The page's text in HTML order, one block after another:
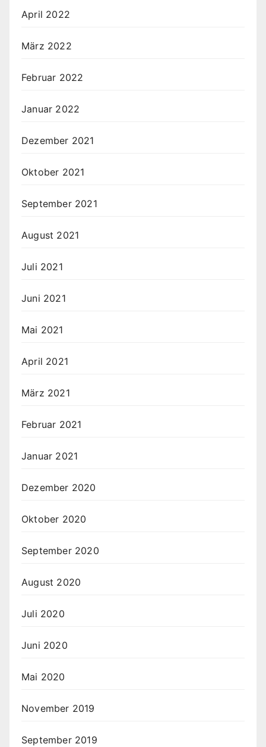
April 2022
März 2022
Februar 2022
Januar 2022
Dezember 2021
Oktober 2021
September 2021
August 2021
Juli 2021
Juni 2021
Mai 2021
April 2021
März 2021
Februar 2021
Januar 2021
Dezember 2020
Oktober 2020
September 2020
August 2020
Juli 2020
Juni 2020
Mai 2020
November 2019
September 2019